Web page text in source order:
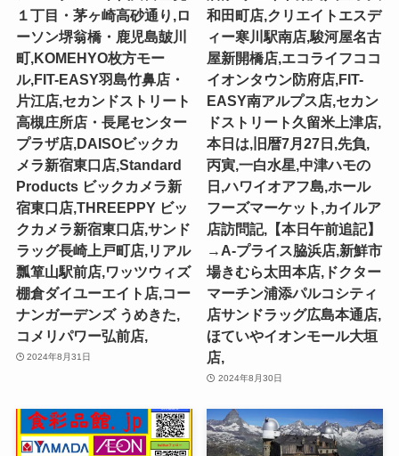
１丁目・茅ヶ崎高砂通り,ロ
ーソン堺翁橋・鹿児島皷川
町,KOMEHYO枚方モー
ル,FIT-EASY羽島竹鼻店・
片江店,セカンドストリート
高槻庄所店・長尾センター
プラザ店,DAISOビックカ
メラ新宿東口店,Standard
Products ビックカメラ新
宿東口店,THREEPPY ビッ
クカメラ新宿東口店,サンド
ラッグ長崎上戸町店,リアル
瓢箪山駅前店,ワッツウィズ
棚倉ダイユーエイト店,コー
ナンガーデンズ うめきた,
コメリパワー弘前店,
2024年8月31日
和田町店,クリエイトエスデ
ィー寒川駅南店,駿河屋名古
屋新開橋店,エコライフココ
イオンタウン防府店,FIT-
EASY南アルプス店,セカン
ドストリート久留米上津店,
本日は,旧暦7月27日,先負,
丙寅,一白水星,中津ハモの
日,ハワイオアフ島,ホール
フーズマーケット,カイルア
店訪問記,【本日午前追記】
→A-プライス脇浜店,新鮮市
場きむら太田本店,ドクター
マーチン浦添パルコシティ
店サンドラッグ広島本通店,
ほていやイオンモール大垣
店,
2024年8月30日